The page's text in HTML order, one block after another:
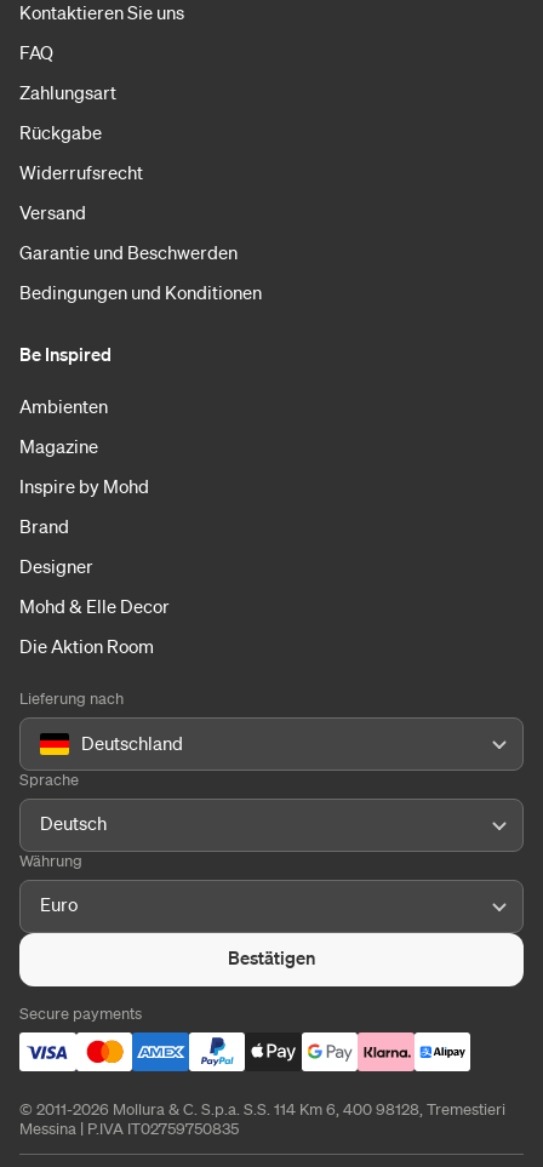
Kontaktieren Sie uns
FAQ
Zahlungsart
Rückgabe
Widerrufsrecht
Versand
Garantie und Beschwerden
Bedingungen und Konditionen
Be Inspired
Ambienten
Magazine
Inspire by Mohd
Brand
Designer
Mohd & Elle Decor
Die Aktion Room
Lieferung nach
Deutschland
Sprache
Deutsch
Währung
Euro
Bestätigen
Secure payments
© 2011-2026 Mollura & C. S.p.a. S.S. 114 Km 6, 400 98128, Tremestieri
Messina | P.IVA IT02759750835